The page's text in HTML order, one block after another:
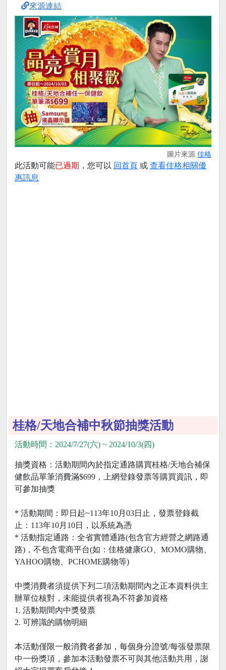
來源連結
圖片來源 佳格
此活動可能已過期 ，您可以 回首頁 或 查看佳格相關優
惠訊息
桂格/天地合補中秋節抽獎活動
活動時間：2024/7/27(六) ~ 2024/10/3(四)
抽獎資格：活動期間內於指定通路購買桂格/天地合補保
健飲品單筆消費滿$699，上網登錄發票等購買資訊，即
可參加抽獎
* 活動期間：即日起~113年10月03日止，發票登錄截
止：113年10月10日，以系統為憑
* 活動指定通路：全省實體通路(包含官方經營之網路通
路)，不包含電商平台(如：佳格健康GO、MOMO購物、
YAHOO購物、PCHOME購物等)
中獎消費者須提供下列二項活動期間內之正本資料供主
辦單位核對，未能提供者視為不符參加資格
1. 活動期間內中獎發票
2. 可辨識的購物明細
本活動僅限一般消費者參加，每個身分證號/每張發票限
中一份獎項，參加本活動發票不可與其他活動共用，謝